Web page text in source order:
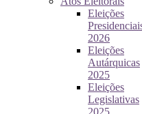
Eleições
2026
Eleições
Autárquicas
2025
Eleições
Legislativas
2025